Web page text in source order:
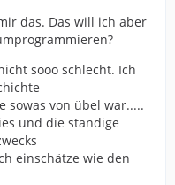
das. Das will ich aber
sooo schlecht. Ich
sowas von übel war.....
und die ständige
einschätze wie den